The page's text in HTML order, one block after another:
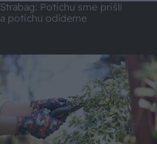
Strabag: Potichu sme prišli
a potichu odídeme